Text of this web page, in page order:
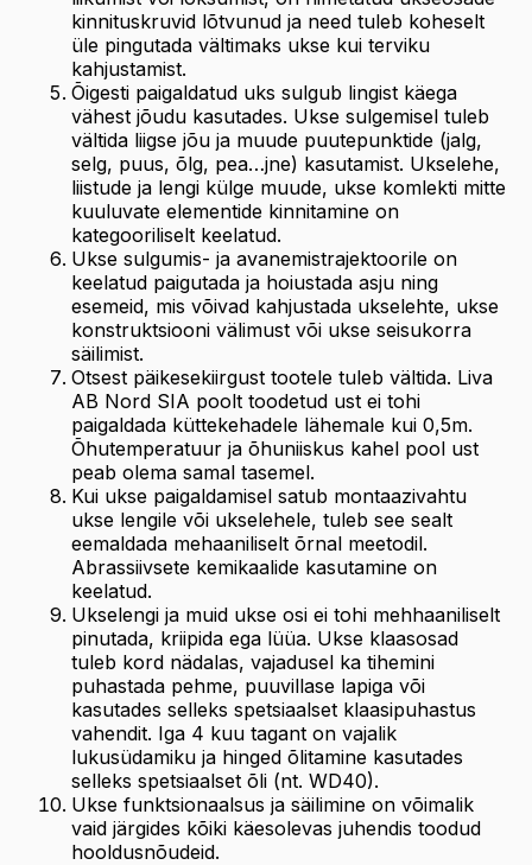
kinnituskruvid lõtvunud ja need tuleb koheselt
üle pingutada vältimaks ukse kui terviku
kahjustamist.
Õigesti paigaldatud uks sulgub lingist käega
vähest jõudu kasutades. Ukse sulgemisel tuleb
vältida liigse jõu ja muude puutepunktide (jalg,
selg, puus, õlg, pea…jne) kasutamist. Ukselehe,
liistude ja lengi külge muude, ukse komlekti mitte
kuuluvate elementide kinnitamine on
kategooriliselt keelatud.
Ukse sulgumis- ja avanemistrajektoorile on
keelatud paigutada ja hoiustada asju ning
esemeid, mis võivad kahjustada ukselehte, ukse
konstruktsiooni välimust või ukse seisukorra
säilimist.
Otsest päikesekiirgust tootele tuleb vältida. Liva
AB Nord SIA poolt toodetud ust ei tohi
paigaldada küttekehadele lähemale kui 0,5m.
Õhutemperatuur ja õhuniiskus kahel pool ust
peab olema samal tasemel.
Kui ukse paigaldamisel satub montaazivahtu
ukse lengile või ukselehele, tuleb see sealt
eemaldada mehaaniliselt õrnal meetodil.
Abrassiivsete kemikaalide kasutamine on
keelatud.
Ukselengi ja muid ukse osi ei tohi mehhaaniliselt
pinutada, kriipida ega lüüa. Ukse klaasosad
tuleb kord nädalas, vajadusel ka tihemini
puhastada pehme, puuvillase lapiga või
kasutades selleks spetsiaalset klaasipuhastus
vahendit. Iga 4 kuu tagant on vajalik
lukusüdamiku ja hinged õlitamine kasutades
selleks spetsiaalset õli (nt. WD40).
Ukse funktsionaalsus ja säilimine on võimalik
vaid järgides kõiki käesolevas juhendis toodud
hooldusnõudeid.